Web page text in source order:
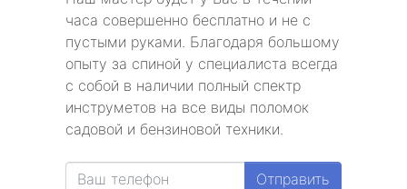
часа совершенно бесплатно и не с
пустыми руками. Благодаря большому
опыту за спиной у специалиста всегда
с собой в наличии полный спектр
инструметов на все виды поломок
садовой и бензиновой техники.
Отправить